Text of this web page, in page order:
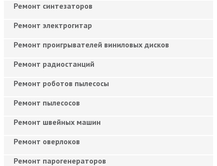
Ремонт синтезаторов
Ремонт электрогитар
Ремонт проигрывателей виниловых дисков
Ремонт радиостанций
Ремонт роботов пылесосы
Ремонт пылесосов
Ремонт швейных машин
Ремонт оверлоков
Ремонт парогенераторов